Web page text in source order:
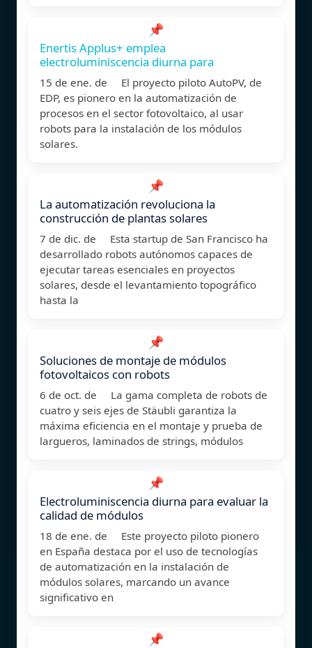
📌
Enertis Applus+ emplea
electroluminiscencia diurna para
15 de ene. de El proyecto piloto AutoPV, de
EDP, es pionero en la automatización de
procesos en el sector fotovoltaico, al usar
robots para la instalación de los módulos
solares.
📌
La automatización revoluciona la
construcción de plantas solares
7 de dic. de Esta startup de San Francisco ha
desarrollado robots autónomos capaces de
ejecutar tareas esenciales en proyectos
solares, desde el levantamiento topográfico
hasta la
📌
Soluciones de montaje de módulos
fotovoltaicos con robots
6 de oct. de La gama completa de robots de
cuatro y seis ejes de Stäubli garantiza la
máxima eficiencia en el montaje y prueba de
largueros, laminados de strings, módulos
📌
Electroluminiscencia diurna para evaluar la
calidad de módulos
18 de ene. de Este proyecto piloto pionero
en España destaca por el uso de tecnologías
de automatización en la instalación de
módulos solares, marcando un avance
significativo en
📌